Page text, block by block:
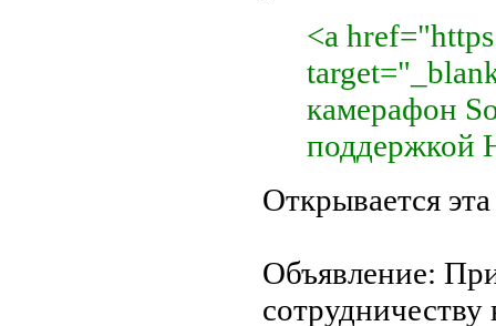
<a
камерафон
поддержкой
Открывается
Объявление: